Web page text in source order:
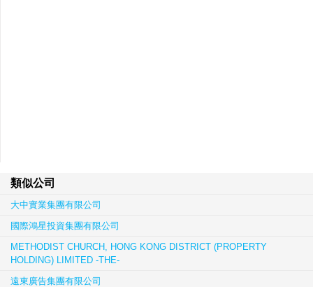
類似公司
大中實業集團有限公司
國際鴻星投資集團有限公司
METHODIST CHURCH, HONG KONG DISTRICT (PROPERTY
HOLDING) LIMITED -THE-
遠東廣告集團有限公司